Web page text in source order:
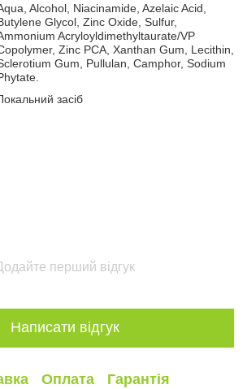
Alcohol, Niacinamide, Azelaic Acid,
Glycol, Zinc Oxide, Sulfur,
Acryloyldimethyltaurate/VP
Zinc PCA, Xanthan Gum, Lecithin,
Gum, Pullulan, Camphor, Sodium
засіб
перший відгук
Написати відгук
Оплата Гарантія